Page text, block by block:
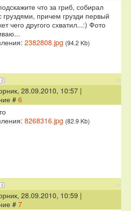
что за гриб, собирал
груздями, причем грузди первый
чего другого схватил...:) Фото
2382808.jpg (94.2 Kb)
28.09.2010, 10:57 |
#6
8268316.jpg (82.9 Kb)
28.09.2010, 10:59 |
#7